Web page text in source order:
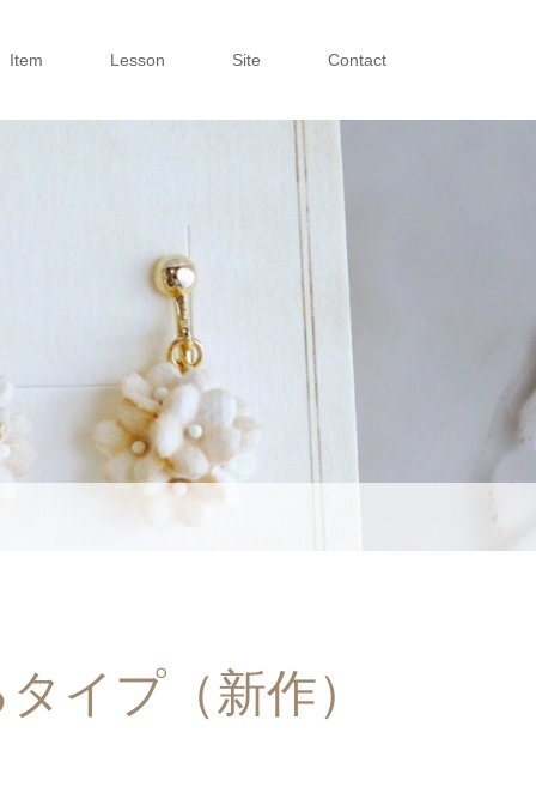
Item Lesson Site Contact
イプ（新作）